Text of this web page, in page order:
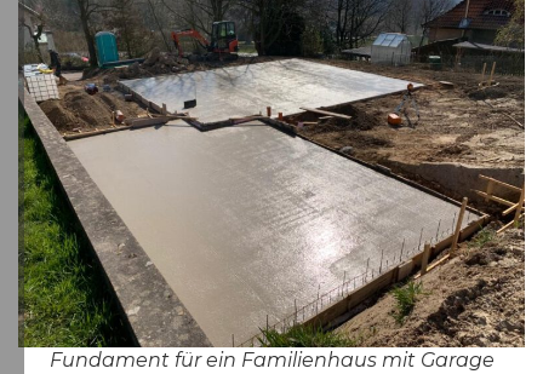
Fundament für ein Familienhaus mit Garage